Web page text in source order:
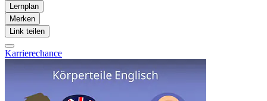
Lernplan
Merken
Link teilen
Karrierechance